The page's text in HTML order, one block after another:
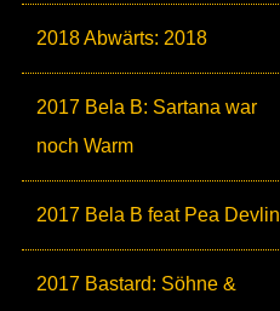
2018 Abwärts: 2018
2017 Bela B: Sartana war
noch Warm
2017 Bela B feat Pea Devlin
2017 Bastard: Söhne &